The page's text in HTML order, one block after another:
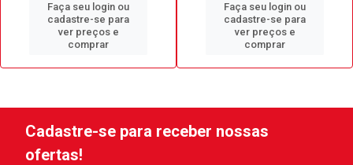
Faça seu login ou
cadastre-se para
ver preços e
comprar
Faça seu login ou
cadastre-se para
ver preços e
comprar
Cadastre-se para receber nossas
ofertas!